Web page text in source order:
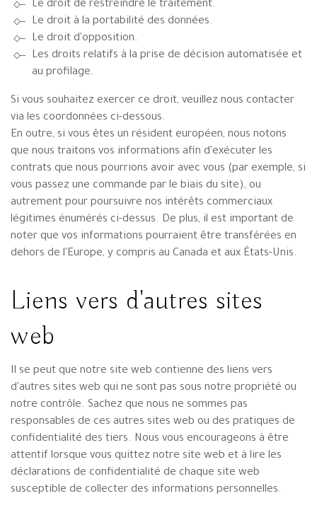
Le droit de restreindre le traitement.
Le droit à la portabilité des données.
Le droit d'opposition.
Les droits relatifs à la prise de décision automatisée et
au profilage.
Si vous souhaitez exercer ce droit, veuillez nous contacter
via les coordonnées ci-dessous.
En outre, si vous êtes un résident européen, nous notons
que nous traitons vos informations afin d'exécuter les
contrats que nous pourrions avoir avec vous (par exemple, si
vous passez une commande par le biais du site), ou
autrement pour poursuivre nos intérêts commerciaux
légitimes énumérés ci-dessus. De plus, il est important de
noter que vos informations pourraient être transférées en
dehors de l'Europe, y compris au Canada et aux États-Unis.
Liens vers d'autres sites
web
Il se peut que notre site web contienne des liens vers
d'autres sites web qui ne sont pas sous notre propriété ou
notre contrôle. Sachez que nous ne sommes pas
responsables de ces autres sites web ou des pratiques de
confidentialité des tiers. Nous vous encourageons à être
attentif lorsque vous quittez notre site web et à lire les
déclarations de confidentialité de chaque site web
susceptible de collecter des informations personnelles.